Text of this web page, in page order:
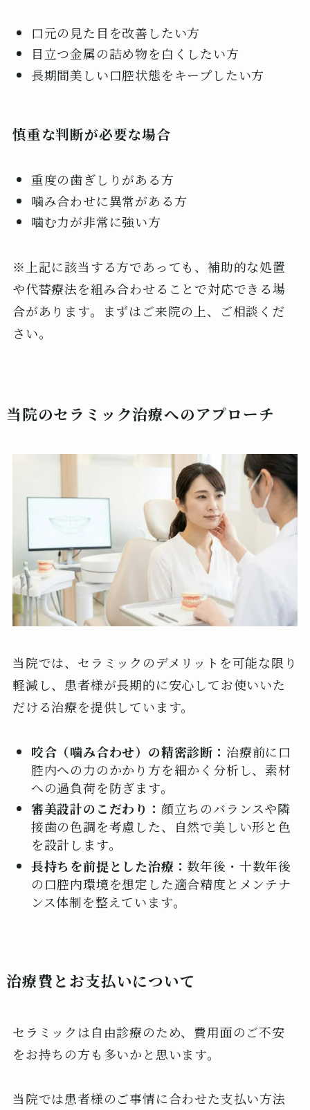
口元の見た目を改善したい方
目立つ金属の詰め物を白くしたい方
長期間美しい口腔状態をキープしたい方
慎重な判断が必要な場合
重度の歯ぎしりがある方
噛み合わせに異常がある方
噛む力が非常に強い方
※上記に該当する方であっても、補助的な処置
や代替療法を組み合わせることで対応できる場
合があります。まずはご来院の上、ご相談くだ
さい。
当院のセラミック治療へのアプローチ
当院では、セラミックのデメリットを可能な限り
軽減し、患者様が長期的に安心してお使いいた
だける治療を提供しています。
咬合（噛み合わせ）の精密診断： 治療前に口
腔内への力のかかり方を細かく分析し、素材
への過負荷を防ぎます。
審美設計のこだわり： 顔立ちのバランスや隣
接歯の色調を考慮した、自然で美しい形と色
を設計します。
長持ちを前提とした治療： 数年後・十数年後
の口腔内環境を想定した適合精度とメンテナ
ンス体制を整えています。
治療費とお支払いについて
セラミックは自由診療のため、費用面のご不安
をお持ちの方も多いかと思います。
当院では患者様のご事情に合わせた支払い方法